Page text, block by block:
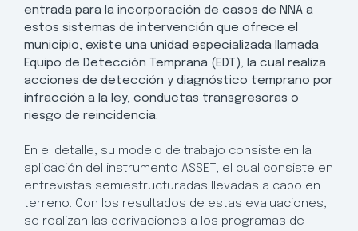
entrada para la incorporación de casos de NNA a
estos sistemas de intervención que ofrece el
municipio, existe una unidad especializada llamada
Equipo de Detección Temprana (EDT), la cual realiza
acciones de detección y diagnóstico temprano por
infracción a la ley, conductas transgresoras o
riesgo de reincidencia.
En el detalle, su modelo de trabajo consiste en la
aplicación del instrumento ASSET, el cual consiste en
entrevistas semiestructuradas llevadas a cabo en
terreno. Con los resultados de estas evaluaciones,
se realizan las derivaciones a los programas de